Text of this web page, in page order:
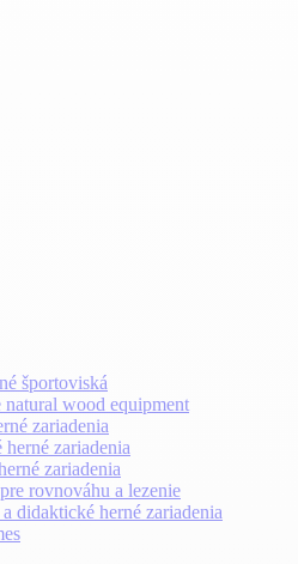
športoviská
natural wood equipment
zariadenia
zariadenia
zariadenia
rovnováhu a lezenie
didaktické herné zariadenia